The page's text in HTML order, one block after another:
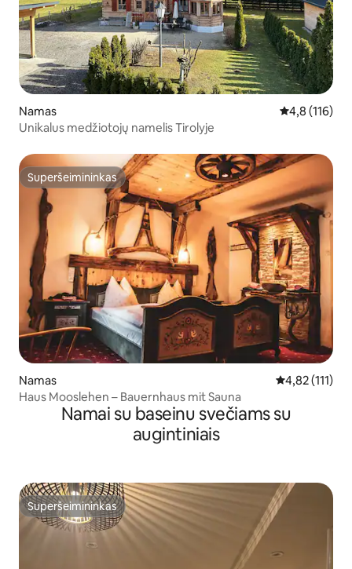
Namas Vidutinis
4,8 (116)
Unikalus medžiotojų namelis Tirolyje
Superšeimininkas
Superšeimininkas
Namas Vidutinis
4,82 (111)
Haus Mooslehen – Bauernhaus mit Sauna
Namai su baseinu svečiams su
augintiniais
Superšeimininkas
Superšeimininkas